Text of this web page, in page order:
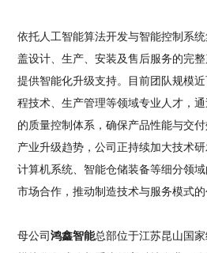
依托人工智能算法开发与智能控制系
盖设计、生产、安装及售后服务的完
提供智能化升级支持。目前团队规模
程技术、生产管理等领域专业人才，
的质量控制体系，确保产品性能与交
产业升级趋势，公司正持续加大技术
计算机系统、智能仓储装备等细分领
市场合作，推动制造技术与服务模式的
母公司鸿鑫智能总部位于江苏昆山国